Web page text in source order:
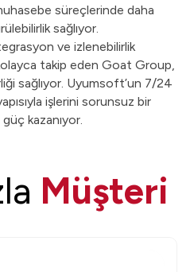
süreçlerinde daha
sağlıyor.
ve izlenebilirlik
takip eden Goat Group,
sağlıyor. Uyumsoft’un 7/24
işlerini sorunsuz bir
kazanıyor.
Müşteri